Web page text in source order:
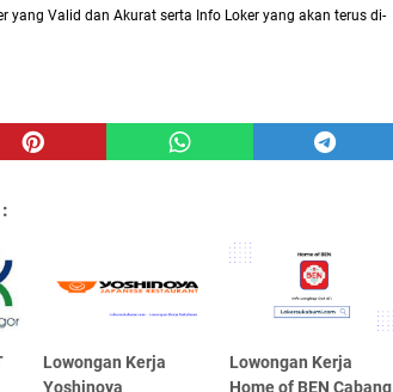
yang Valid dan Akurat serta Info Loker yang akan terus di-
Lowongan Kerja
Yoshinoya
Lowongan Kerja
Home of BEN Cabang